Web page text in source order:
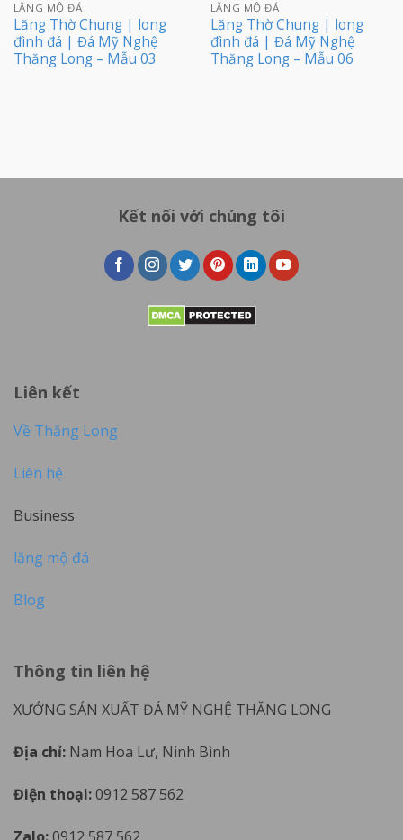
LĂNG MỘ ĐÁ
Lăng Thờ Chung | long
đình đá | Đá Mỹ Nghệ
Thăng Long – Mẫu 03
LĂNG MỘ ĐÁ
Lăng Thờ Chung | long
đình đá | Đá Mỹ Nghệ
Thăng Long – Mẫu 06
Kết nối với chúng tôi
Liên kết
Về Thăng Long
Liên hệ
Business
lăng mộ đá
Blog
Thông tin liên hệ
XƯỞNG SẢN XUẤT ĐÁ MỸ NGHỆ THĂNG LONG
Địa chỉ: Nam Hoa Lư, Ninh Bình
Điện thoại:0912 587 562